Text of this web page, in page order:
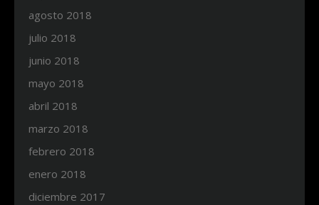
agosto 2018
julio 2018
junio 2018
mayo 2018
abril 2018
marzo 2018
febrero 2018
enero 2018
diciembre 2017